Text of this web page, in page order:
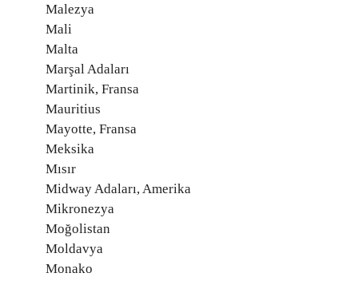
Malezya
Mali
Malta
Marşal Adaları
Martinik, Fransa
Mauritius
Mayotte, Fransa
Meksika
Mısır
Midway Adaları, Amerika
Mikronezya
Moğolistan
Moldavya
Monako